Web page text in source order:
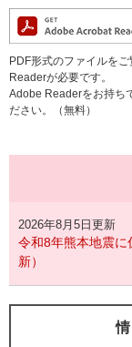
PDF形式のファイルを
Readerが必要です。
Adobe Readerをお持ち
ださい。（無料）
2026年8月5日更新
令和8年熊本地震に
新）